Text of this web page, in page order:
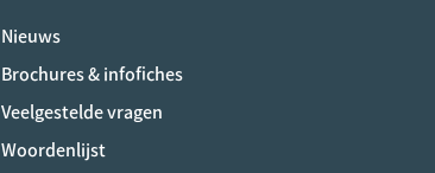
Nieuws
Brochures & infofiches
Veelgestelde vragen
Woordenlijst